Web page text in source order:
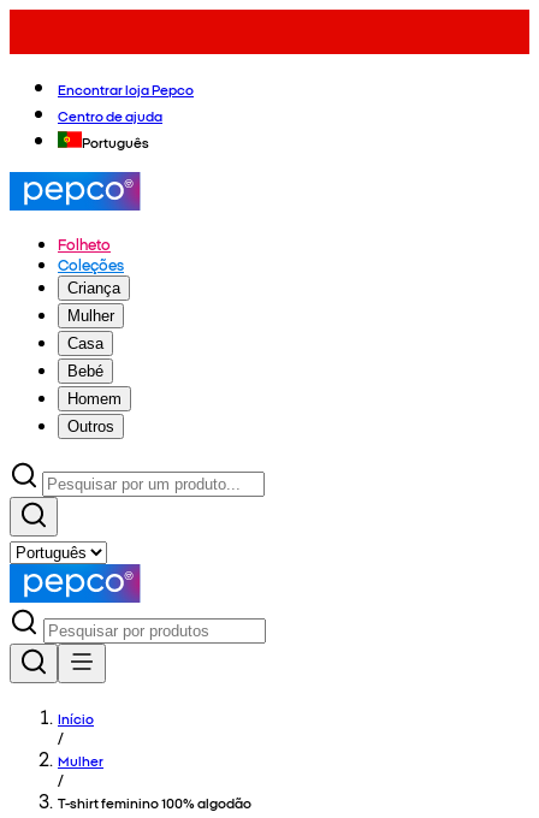
Encontrar loja Pepco
Centro de ajuda
Português
Folheto
Coleções
Criança
Mulher
Casa
Bebé
Homem
Outros
Início
/
Mulher
/
T-shirt feminino 100% algodão